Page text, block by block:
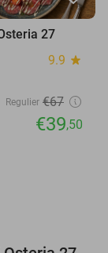
27
9.9 star
Regulier €67
€39,50